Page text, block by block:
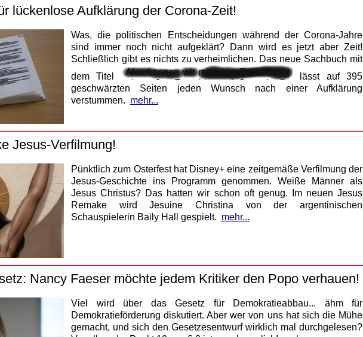
lückenlose Aufklärung der Corona-Zeit!
Was, die politischen Entscheidungen während der Corona-Jahre
sind immer noch nicht aufgeklärt? Dann wird es jetzt aber Zeit!
Schließlich gibt es nichts zu verheimlichen. Das neue Sachbuch mit
dem Titel
lässt auf 395
geschwärzten Seiten jeden Wunsch nach einer Aufklärung
verstummen. mehr...
Jesus-Verfilmung!
Pünktlich zum Osterfest hat Disney+ eine zeitgemäße Verfilmung der
Jesus-Geschichte ins Programm genommen. Weiße Männer als
Jesus Christus? Das hatten wir schon oft genug. Im neuen Jesus
Remake wird Jesuine Christina von der argentinischen
Schauspielerin Baily Hall gespielt. mehr...
Nancy Faeser möchte jedem Kritiker den Popo verhauen!
Viel wird über das Gesetz für Demokratieabbau... ähm für
Demokratieförderung diskutiert. Aber wer von uns hat sich die Mühe
gemacht, und sich den Gesetzesentwurf wirklich mal durchgelesen?